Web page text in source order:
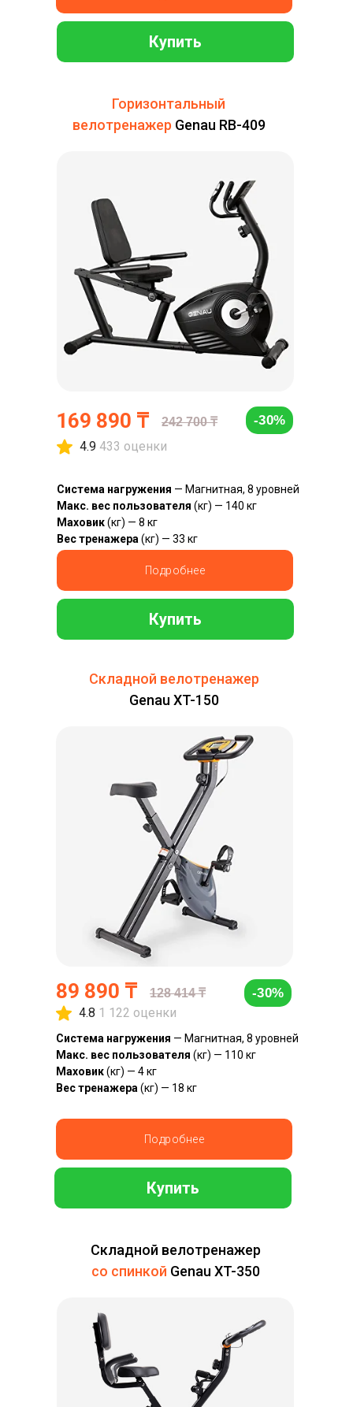
169 890 ₸
Подробнее
Система нагружения — Магнитная, 8 уровней
Макс. вес пользователя (кг) — 140 кг
Маховик(кг) — 8 кг
Вес тренажера (кг) — 33 кг
Горизонтальный
велотренажер Genau RB-409
-30%
4.9 433 оценки
242 700 ₸
Купить
89 890 ₸
Подробнее
-30%
Складной велотренажер
Genau XT-150
128 414 ₸
Система нагружения — Магнитная, 8 уровней
Макс. вес пользователя (кг) — 110 кг
Маховик(кг) — 4 кг
Вес тренажера (кг) — 18 кг
4.8 1 122 оценки
Купить
Купить
Складной велотренажер
со спинкой Genau XT-350